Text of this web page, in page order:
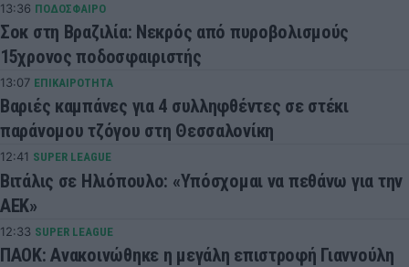
13:36 ΠΟΔΟΣΦΑΙΡΟ
Σοκ στη Βραζιλία: Νεκρός από πυροβολισμούς
15χρονος ποδοσφαιριστής
13:07 ΕΠΙΚΑΙΡΟΤΗΤΑ
Βαριές καμπάνες για 4 συλληφθέντες σε στέκι
παράνομου τζόγου στη Θεσσαλονίκη
12:41 SUPER LEAGUE
Βιτάλις σε Ηλιόπουλο: «Υπόσχομαι να πεθάνω για την
ΑΕΚ»
12:33 SUPER LEAGUE
ΠΑΟΚ: Ανακοινώθηκε η μεγάλη επιστροφή Γιαννούλη